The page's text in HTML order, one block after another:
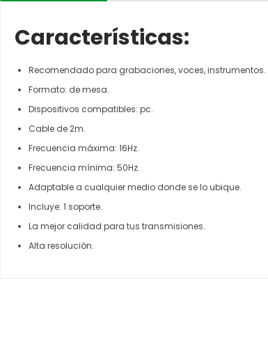
Características:
Recomendado para grabaciones, voces, instrumentos.
Formato: de mesa.
Dispositivos compatibles: pc.
Cable de 2m.
Frecuencia máxima: 16Hz.
Frecuencia mínima: 50Hz.
Adaptable a cualquier medio donde se lo ubique.
Incluye: 1 soporte.
La mejor calidad para tus transmisiones.
Alta resolución.